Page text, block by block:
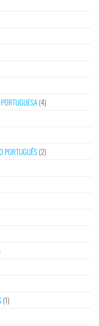
(4)
PORTUGUÊS(2)
(1)